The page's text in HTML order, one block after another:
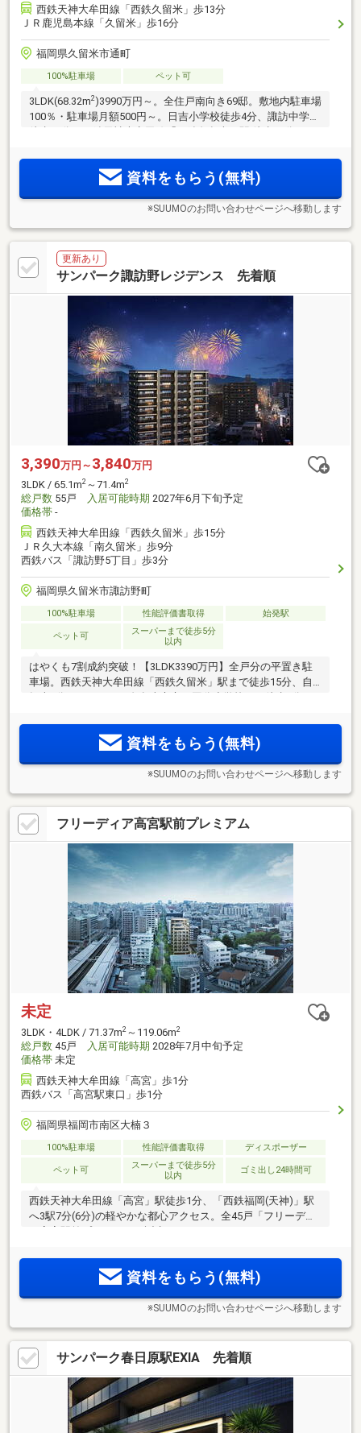
西鉄天神大牟田線「西鉄久留米」歩13分
ＪＲ鹿児島本線「久留米」歩16分
福岡県久留米市通町
100%駐車場 ペット可
3LDK(68.32m2)3990万円～。全住戸南向き69邸。敷地内駐車場
100％・駐車場月額500円～。日吉小学校徒歩4分、諏訪中学校
ス。
資料をもらう(無料)
※SUUMOのお問い合わせページへ移動します
更新あり
サンパーク諏訪野レジデンス 先着順
3,390万円～ 3,840万円
3LDK / 65.1m2 ～71.4m2
総戸数 55戸 入居可能時期 2027年6月下旬予定
価格帯 -
西鉄天神大牟田線「西鉄久留米」歩15分
ＪＲ久大本線「南久留米」歩9分
西鉄バス「諏訪野5丁目」歩3分
福岡県久留米市諏訪野町
100%駐車場 性能評価書取得 始発駅
ペット可
スーパーまで徒歩5分
以内
はやくも7割成約突破！【3LDK3390万円】全戸分の平置き駐
車場。西鉄天神大牟田線「西鉄久留米」駅まで徒歩15分、自
M Orientedで新築分譲マンションならではの豊かな暮らしを実
現。ザ・ビッグ徒歩5分。資料をもらう(無料)
※SUUMOのお問い合わせページへ移動します
フリーディア高宮駅前プレミアム
未定
3LDK・4LDK / 71.37m2 ～119.06m2
総戸数 45戸 入居可能時期 2028年7月中旬予定
価格帯 未定
西鉄天神大牟田線「高宮」歩1分
西鉄バス「高宮駅東口」歩1分
福岡県福岡市南区大楠３
100%駐車場 性能評価書取得 ディスポーザー
ペット可
スーパーまで徒歩5分
以内
ゴミ出し24時間可
西鉄天神大牟田線「高宮」駅徒歩1分、「西鉄福岡(天神)」駅
へ3駅7分(6分)の軽やかな都心アクセス。全45戸「フリーディ
ア高宮駅前プレミアム」誕生！
資料をもらう(無料)
※SUUMOのお問い合わせページへ移動します
サンパーク春日原駅EXIA 先着順